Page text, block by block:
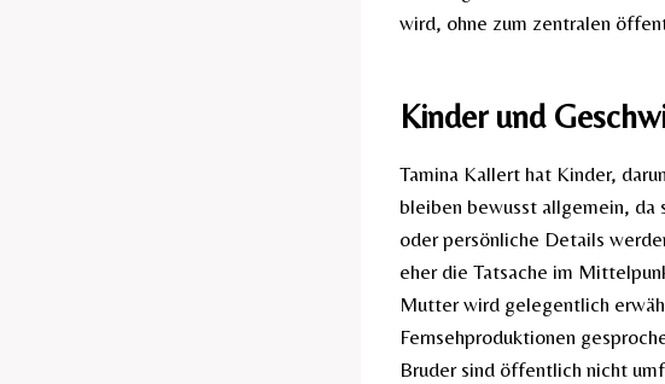
wird, ohne zum zentralen
Kinder und
Tamina Kallert hat Kinder,
bleiben bewusst allgemein, da
oder persönliche Details
eher die Tatsache im
Mutter wird gelegentlich
Fernsehproduktionen
Bruder sind öffentlich nicht